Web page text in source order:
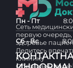
Пн - Пт
Сб - Вс
Сеть
первую
здоровье
Делитесь
клинику
Обращаем ваше